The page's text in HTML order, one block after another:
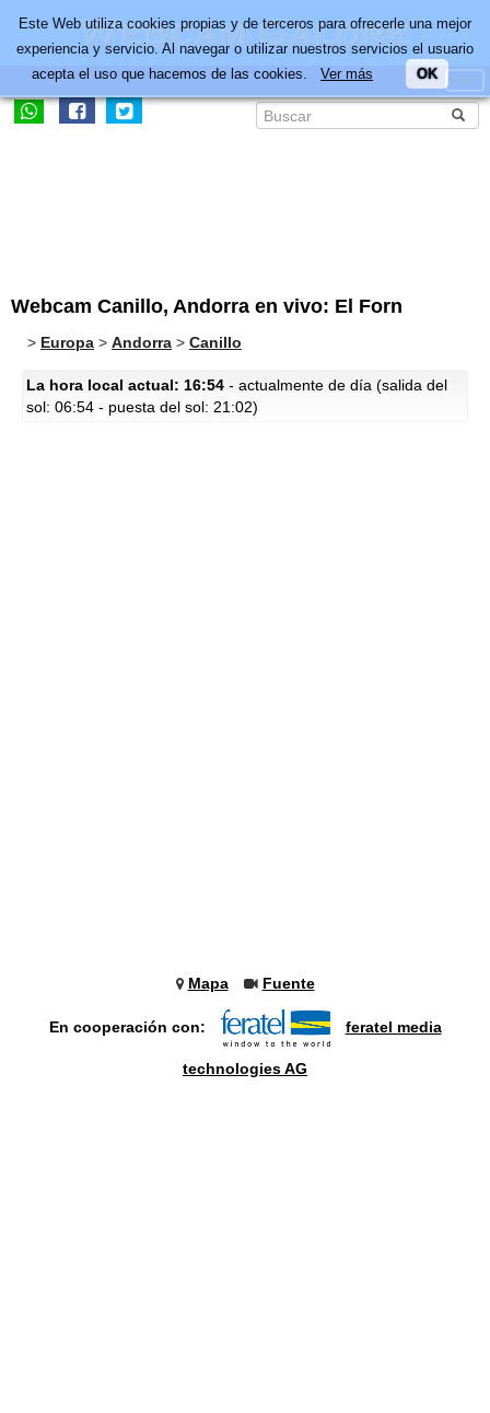
Webcam Canillo, Andorra en vivo: El Forn
> Europa > Andorra > Canillo
La hora local actual: 16:54 - actualmente de día (salida del
sol: 06:54 - puesta del sol: 21:02)
Mapa Fuente
En cooperación con: feratel media
technologies AG
Este Web utiliza cookies propias y de terceros para ofrecerle una mejor
experiencia y servicio. Al navegar o utilizar nuestros servicios el usuario
acepta el uso que hacemos de las cookies. Ver más OK